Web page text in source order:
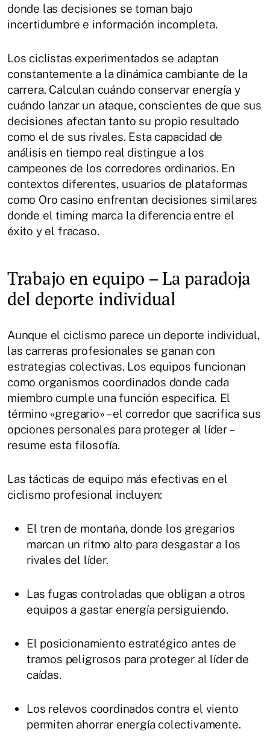
donde las decisiones se toman bajo
incertidumbre e información incompleta.
Los ciclistas experimentados se adaptan
constantemente a la dinámica cambiante de la
carrera. Calculan cuándo conservar energía y
cuándo lanzar un ataque, conscientes de que sus
decisiones afectan tanto su propio resultado
como el de sus rivales. Esta capacidad de
análisis en tiempo real distingue a los
campeones de los corredores ordinarios. En
contextos diferentes, usuarios de plataformas
como Oro casino enfrentan decisiones similares
donde el timing marca la diferencia entre el
éxito y el fracaso.
Trabajo en equipo – La paradoja
del deporte individual
Aunque el ciclismo parece un deporte individual,
las carreras profesionales se ganan con
estrategias colectivas. Los equipos funcionan
como organismos coordinados donde cada
miembro cumple una función específica. El
término «gregario» – el corredor que sacrifica sus
opciones personales para proteger al líder –
resume esta filosofía.
Las tácticas de equipo más efectivas en el
ciclismo profesional incluyen:
El tren de montaña, donde los gregarios
marcan un ritmo alto para desgastar a los
rivales del líder.
Las fugas controladas que obligan a otros
equipos a gastar energía persiguiendo.
El posicionamiento estratégico antes de
tramos peligrosos para proteger al líder de
caídas.
Los relevos coordinados contra el viento
permiten ahorrar energía colectivamente.